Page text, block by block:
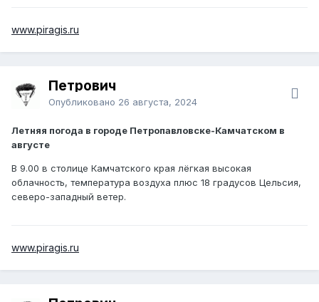
www.piragis.ru
Петрович
Опубликовано 26 августа, 2024
Летняя погода в городе Петропавловске-Камчатском в
августе
В 9.00 в столице Камчатского края лёгкая высокая
облачность, температура воздуха плюс 18 градусов Цельсия,
северо-западный ветер.
www.piragis.ru